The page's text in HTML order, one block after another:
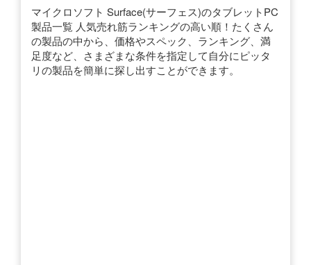
マイクロソフト Surface(サーフェス)のタブレットPC
製品一覧 人気売れ筋ランキングの高い順！たくさん
の製品の中から、価格やスペック、ランキング、満
足度など、さまざまな条件を指定して自分にピッタ
リの製品を簡単に探し出すことができます。